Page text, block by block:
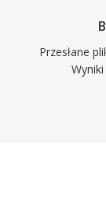
takie jak
Przesłane